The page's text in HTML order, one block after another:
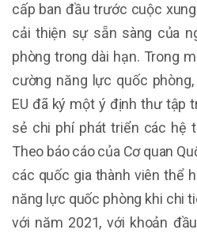
cấp ban đầu trước cuộc
cải thiện sự sẵn sàng của
phòng trong dài hạn. Trong
cường năng lực quốc
EU đã ký một ý định thư tập
sẻ chi phí phát triển các hệ
Theo báo cáo của Cơ quan
các quốc gia thành viên thể
năng lực quốc phòng khi chi
với năm 2021, với khoản